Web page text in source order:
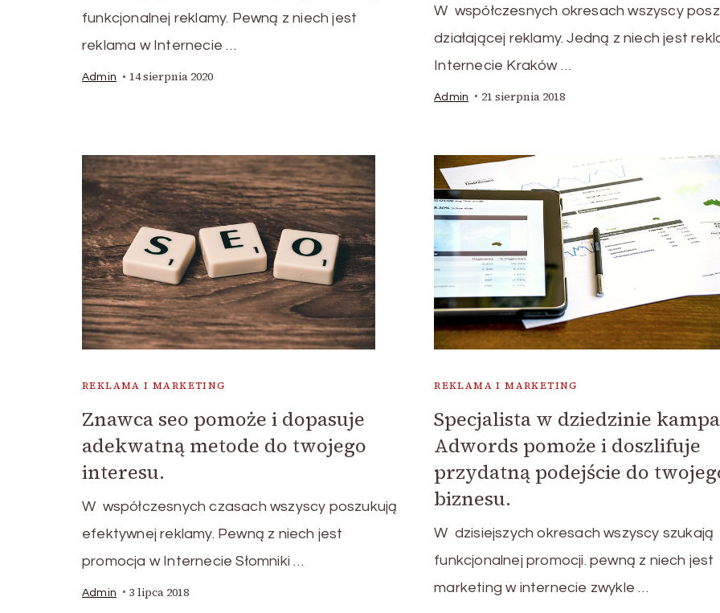
funkcjonalnej reklamy. Pewną z niech jest
reklama w Internecie …
Admin 14 sierpnia 2020
W współczesnych okresach wszyscy
działającej reklamy. Jedną z niech jest
Internecie Kraków …
Admin 21 sierpnia 2018
REKLAMA I MARKETING
Znawca seo pomoże i dopasuje
adekwatną metode do twojego
interesu.
W współczesnych czasach wszyscy poszukują
efektywnej reklamy. Pewną z niech jest
promocja w Internecie Słomniki …
Admin 3 lipca 2018
REKLAMA I MARKETING
Specjalista w dziedzinie
Adwords pomoże i doszlifuje
przydatną podejście do
biznesu.
W dzisiejszych okresach wszyscy szukają
funkcjonalnej promocji. pewną z niech jest
marketing w internecie zwykle …